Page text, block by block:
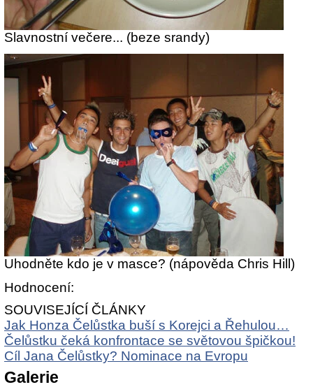
Slavnostní večere... (beze srandy)
Uhodněte kdo je v masce? (nápověda Chris Hill)
Hodnocení:
SOUVISEJÍCÍ ČLÁNKY
Jak Honza Čelůstka buší s Korejci a Řehulou…
Čelůstku čeká konfrontace se světovou špičkou!
Cíl Jana Čelůstky? Nominace na Evropu
Galerie